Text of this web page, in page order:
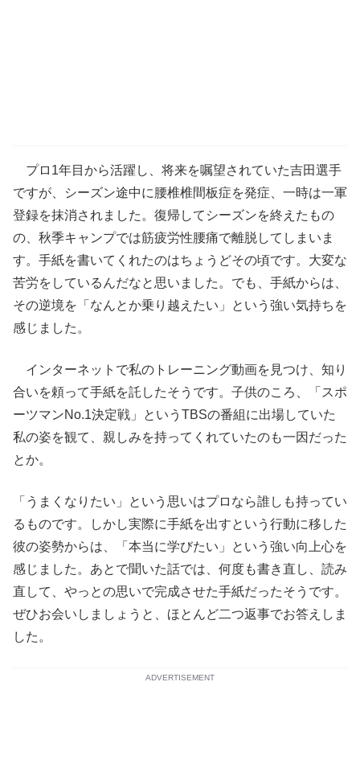
プロ1年目から活躍し、将来を嘱望されていた吉田選手
ですが、シーズン途中に腰椎椎間板症を発症、一時は一軍
登録を抹消されました。復帰してシーズンを終えたもの
の、秋季キャンプでは筋疲労性腰痛で離脱してしまいま
す。手紙を書いてくれたのはちょうどその頃です。大変な
苦労をしているんだなと思いました。でも、手紙からは、
その逆境を「なんとか乗り越えたい」という強い気持ちを
感じました。
インターネットで私のトレーニング動画を見つけ、知り
合いを頼って手紙を託したそうです。子供のころ、「スポ
ーツマンNo.1決定戦」というTBSの番組に出場していた
私の姿を観て、親しみを持ってくれていたのも一因だった
とか。
「うまくなりたい」という思いはプロなら誰しも持ってい
るものです。しかし実際に手紙を出すという行動に移した
彼の姿勢からは、「本当に学びたい」という強い向上心を
感じました。あとで聞いた話では、何度も書き直し、読み
直して、やっとの思いで完成させた手紙だったそうです。
ぜひお会いしましょうと、ほとんど二つ返事でお答えしま
した。
ADVERTISEMENT